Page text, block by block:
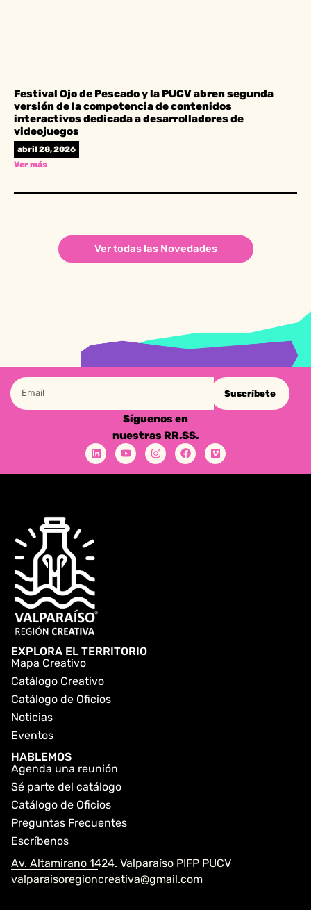
Festival Ojo de Pescado y la PUCV abren segunda
versión de la competencia de contenidos
interactivos dedicada a desarrolladores de
videojuegos
abril 28, 2026
Ver más
Ver todas las Novedades
Suscríbete
Síguenos en
nuestras RR.SS.
EXPLORA EL TERRITORIO
Mapa Creativo
Catálogo Creativo
Catálogo de Oficios
Noticias
Eventos
HABLEMOS
Agenda una reunión
Sé parte del catálogo
Catálogo de Oficios
Preguntas Frecuentes
Escríbenos
Av. Altamirano 1424. Valparaíso PIFP PUCV
valparaisoregioncreativa@gmail.com